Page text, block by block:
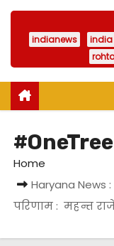
indianews india
Home
Haryana
परिणाम : महन्त